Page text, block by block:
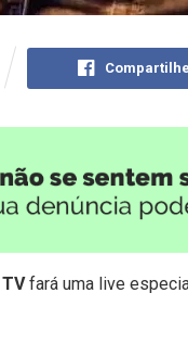
Compartilhe
fará uma live